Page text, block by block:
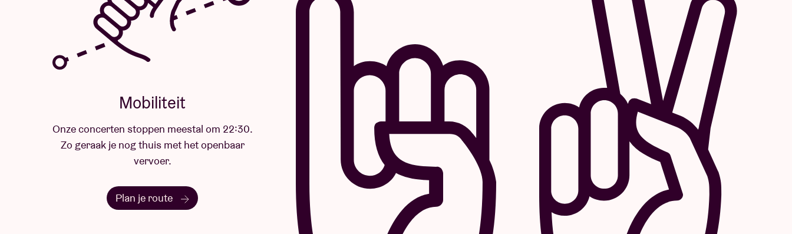
Mobiliteit
Onze concerten stoppen meestal om 22:30.
Zo geraak je nog thuis met het openbaar
vervoer.
Plan je route